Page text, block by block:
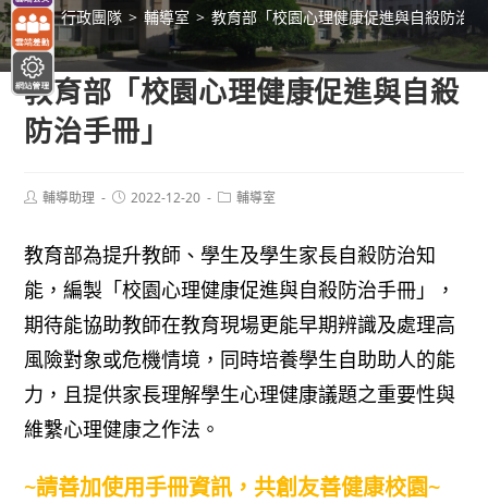
> 行政團隊 > 輔導室 > 教育部「校園心理健康促進與自殺防治
教育部「校園心理健康促進與自殺
防治手冊」
Post輔導助理
Post2022-12-20
Post輔導室
教育部為提升教師、學生及學生家長自殺防治知
能，編製「校園心理健康促進與自殺防治手冊」，
期待能協助教師在教育現場更能早期辨識及處理高
風險對象或危機情境，同時培養學生自助助人的能
力，且提供家長理解學生心理健康議題之重要性與
維繫心理健康之作法。
~請善加使用手冊資訊，共創友善健康校園~